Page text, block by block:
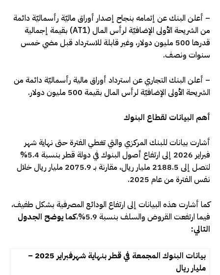
– أعلن البنك عن إتمامه بنجاح إصدار أوراق ماليّة رأسماليّة دائمة
من الشريحة الأولى الإضافيّة لرأس المال (AT1) بقيمة إجمالية
قدرها 500 مليون دولار، وغير قابلة للاسترداد قبل مضي خمس
سنوات ونصف.
– أعلن البنك التجاري عن استرداد أوراق مالية رأسماليّة دائمة من
الشريحة الأولى الإضافيّة لرأس المال بقيمة 500 مليون دولار.
أهم البيانات لقطاع البنوك
أشارت بيانات للبنك المركزي والتي تغطي الفترة حتى نهاية شهر
فبراير 2026 إلى ارتفاع أصول البنوك في دولة قطر بنسبة 5.4%
لتصل إلى 2188.5 مليار ريال، مقارنة بـ 2075.9 مليار ريال خلال
نفس الفترة من عام 2025.
كما أشارت هذه البيانات إلى ارتفاع الودائع المصرفية بشكل طفيف،
فيما ارتفعت القروض والسلف بنسبة 5.9%،
كما يوضح الجدول
التالي:
بيانات البنوك المجمعة في قطر بنهاية شهر
فبراير 2025 –
مليار ريال